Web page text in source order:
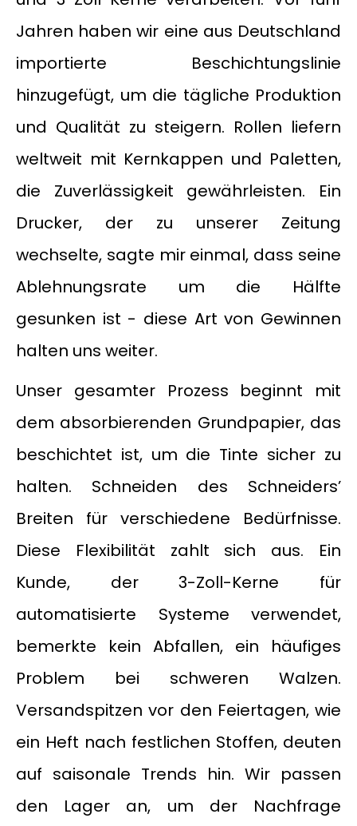
Jahren haben wir eine aus Deutschland
importierte Beschichtungslinie
hinzugefügt, um die tägliche Produktion
und Qualität zu steigern. Rollen liefern
weltweit mit Kernkappen und Paletten,
die Zuverlässigkeit gewährleisten. Ein
Drucker, der zu unserer Zeitung
wechselte, sagte mir einmal, dass seine
Ablehnungsrate um die Hälfte
gesunken ist - diese Art von Gewinnen
halten uns weiter.
Unser gesamter Prozess beginnt mit
dem absorbierenden Grundpapier, das
beschichtet ist, um die Tinte sicher zu
halten. Schneiden des Schneiders’
Breiten für verschiedene Bedürfnisse.
Diese Flexibilität zahlt sich aus. Ein
Kunde, der 3-Zoll-Kerne für
automatisierte Systeme verwendet,
bemerkte kein Abfallen, ein häufiges
Problem bei schweren Walzen.
Versandspitzen vor den Feiertagen, wie
ein Heft nach festlichen Stoffen, deuten
auf saisonale Trends hin. Wir passen
den Lager an, um der Nachfrage